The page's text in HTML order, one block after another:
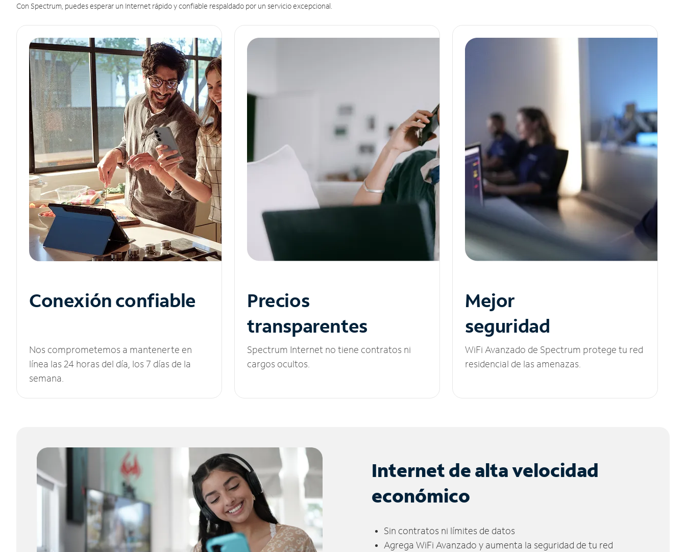
Con Spectrum, puedes esperar un Internet rápido y confiable respaldado por un servicio excepcional.
Conexión confiable
Nos comprometemos a mantenerte en
línea las 24 horas del día, los 7 días de la
semana.
Precios
transparentes
Spectrum Internet no tiene contratos ni
cargos ocultos.
Mejor
seguridad
WiFi Avanzado de Spectrum protege tu red
residencial de las amenazas.
Internet de alta velocidad
económico
Sin contratos ni límites de datos
Agrega WiFi Avanzado y aumenta la seguridad de tu red